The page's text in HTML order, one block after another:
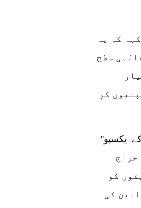
کہ یہ
سطح
کو
''اس سال کے یکسپو(TEXPO) کا تھیم پائیداری کی راہ پر گامزن ہے اور
خراج
کو
کی